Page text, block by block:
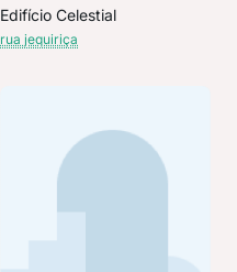
Edifício Celestial
rua jequiriça